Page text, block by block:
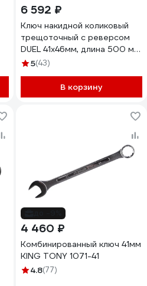
6 592 ₽
Ключ накидной коликовый
трещоточный с реверсом
DUEL 41x46мм, длина 500 мм,
12754146
5(43)
В корзину
4 460 ₽
Комбинированный ключ 41мм
KING TONY 1071-41
4.8(77)